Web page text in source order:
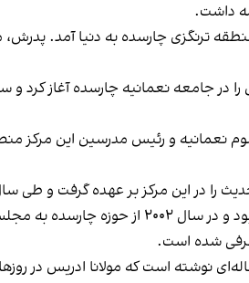
داشت.
شناخته‌شده در سال ۱۹۶۱ در منطقه ترنگزی
ترنگزی در سال ۱۹۸۳ تدریس را در جامعه
دارالعلوم نعمانیه و رئیس مدرسین این
را در این مرکز بر عهده گرفت و طی
او در عرصه سیاست نیز چهره‌ای
شده است.
نوشته است که مولانا ادریس